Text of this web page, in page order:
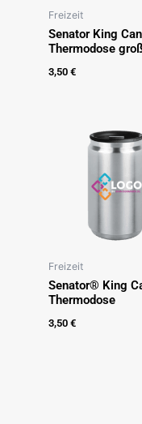
Freizeit
Senator King Can
Thermodose
3,50 €
Freizeit
Senator® King
Thermodose
3,50 €